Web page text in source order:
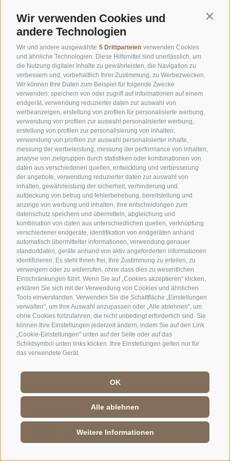
Wir verwenden Cookies und
andere Technologien
Wir und andere ausgewählte 5 Drittparteien verwenden Cookies
und ähnliche Technologien. Diese Hilfsmittel sind unerlässlich, um
die Nutzung digitaler Inhalte zu gewährleisten, die Navigation zu
verbessern und, vorbehaltlich Ihrer Zustimmung, zu Werbezwecken.
Wir können Ihre Daten zum Beispiel für folgende Zwecke
verwenden: speichern von oder zugriff auf informationen auf einem
endgerät, verwendung reduzierter daten zur auswahl von
werbeanzeigen, erstellung von profilen für personalisierte werbung,
verwendung von profilen zur auswahl personalisierter werbung,
erstellung von profilen zur personalisierung von inhalten,
verwendung von profilen zur auswahl personalisierter inhalte,
messung der werbeleistung, messung der performance von inhalten,
analyse von zielgruppen durch statistiken oder kombinationen von
daten aus verschiedenen quellen, entwicklung und verbesserung
der angebote, verwendung reduzierter daten zur auswahl von
inhalten, gewährleistung der sicherheit, verhinderung und
aufdeckung von betrug und fehlerbehebung, bereitstellung und
anzeige von werbung und inhalten, ihre entscheidungen zum
datenschutz speichern und übermitteln, abgleichung und
kombination von daten aus unterschiedlichen quellen, verknüpfung
verschiedener endgeräte, identifikation von endgeräten anhand
automatisch übermittelter informationen, verwendung genauer
standortdaten, geräte anhand von aktiv angeforderten informationen
identifizieren. Es steht Ihnen frei, Ihre Zustimmung zu erteilen, zu
verweigern oder zu widerrufen, ohne dass dies zu wesentlichen
Einschränkungen führt. Wenn Sie auf „Cookies akzeptieren" klicken,
erklären Sie sich mit der Verwendung von Cookies und ähnlichen
Tools einverstanden. Verwenden Sie die Schaltfläche „Einstellungen
verwalten", um Ihre Auswahl anzupassen oder „Alle ablehnen", um
ohne Cookies fortzufahren, die nicht unbedingt erforderlich sind. Sie
können Ihre Einstellungen jederzeit ändern, indem Sie auf den Link
„Cookie-Einstellungen" unten auf der Seite oder auf das
Schildsymbol unten links klicken. Ihre Einstellungen gelten nur für
das verwendete Gerät.
OK
Alle ablehnen
Weitere Informationen
©OpenStreetMapcontributors
AMT FÜR DEN NATIONALPARK STILFSERJOCH
SOCIAL-MEDIA-RICHTLINIEN | IMPRESSUM | SITEMAP | COOKIE-RICHTLINIE
PRIVACY | Cookie Präferenzen
KONTAKTE BESUCHERZENTREN
GEFÜHRTE
NATURERLEBNISSE
SCHULEN
//